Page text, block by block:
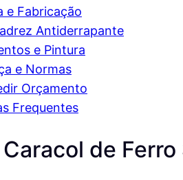
e Fabricação
Antiderrapante
e Pintura
e Normas
Orçamento
Frequentes
de